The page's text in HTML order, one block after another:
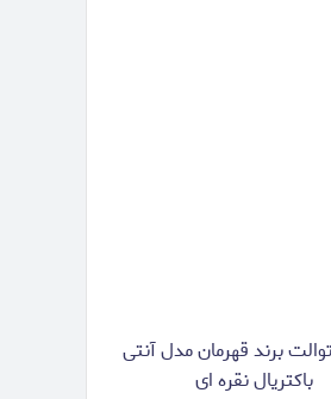
برند قهرمان مدل آنتی
باکتریال نقره ای